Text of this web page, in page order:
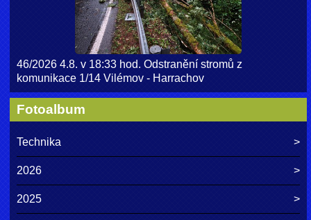
46/2026 4.8. v 18:33 hod. Odstranění stromů z
komunikace 1/14 Vilémov - Harrachov
Fotoalbum
Technika
2026
2025